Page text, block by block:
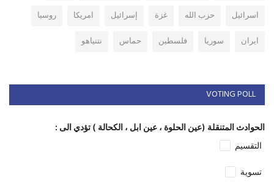
اسرائيل
حزب الله غزة إسرائيل امريكا
روسيا
ايران
سوريا فلسطين حماس نتنياهو
VOTING POLL
الحوادث المتنقلة (عين الحلوة ، عين ابل ، الكحالة ) تؤدي الى :
التقسيم
تسوية